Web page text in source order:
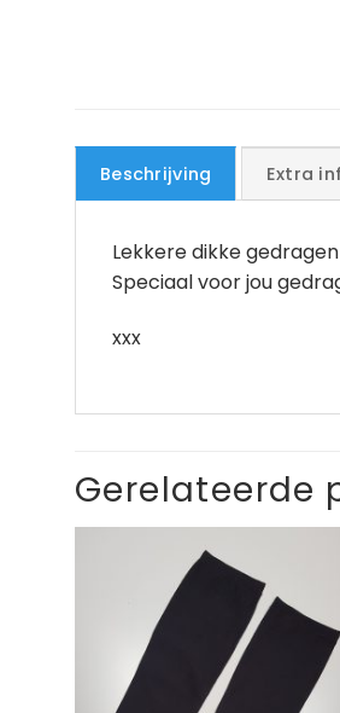
Beschrijving Extra
Lekkere dikke
Speciaal voor jou
xxx
Gerelateerde